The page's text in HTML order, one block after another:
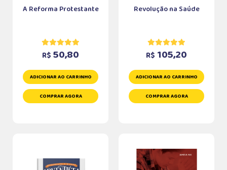
A Reforma Protestante
R$ 50,80
ADICIONAR AO CARRINHO
COMPRAR AGORA
Revolução na Saúde
R$ 105,20
ADICIONAR AO CARRINHO
COMPRAR AGORA